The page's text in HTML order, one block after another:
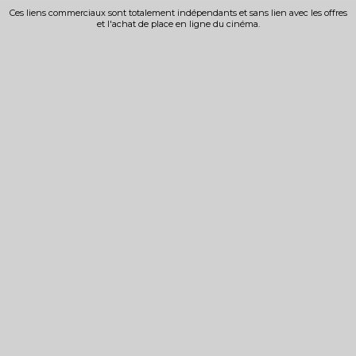
Ces liens commerciaux sont totalement indépendants et sans lien avec les offres
et l'achat de place en ligne du cinéma.